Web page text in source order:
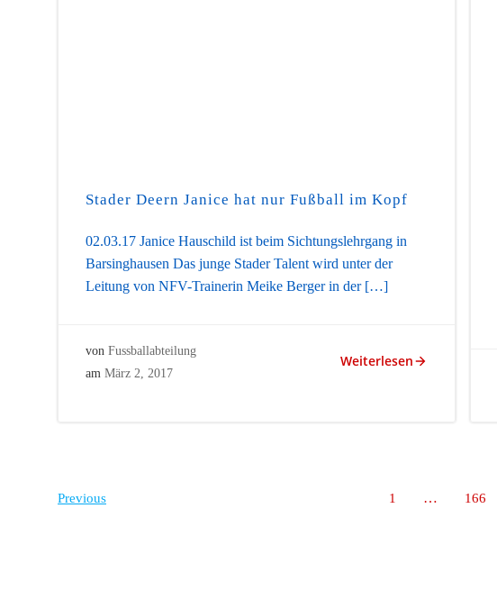
Stader Deern Janice hat nur Fußball im Kopf
02.03.17 Janice Hauschild ist beim Sichtungslehrgang in
Barsinghausen Das junge Stader Talent wird unter der
Leitung von NFV-Trainerin Meike Berger in der […]
von Fussballabteilung
am März 2, 2017
Weiterlesen
Posts
Previous Page
1 … Page
166